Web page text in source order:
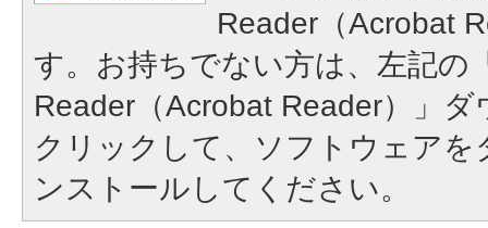
Reader（Acrobat
す。お持ちでない方は、左記の
Reader（Acrobat Reader）」
クリックして、ソフトウェア
ンストールしてください。